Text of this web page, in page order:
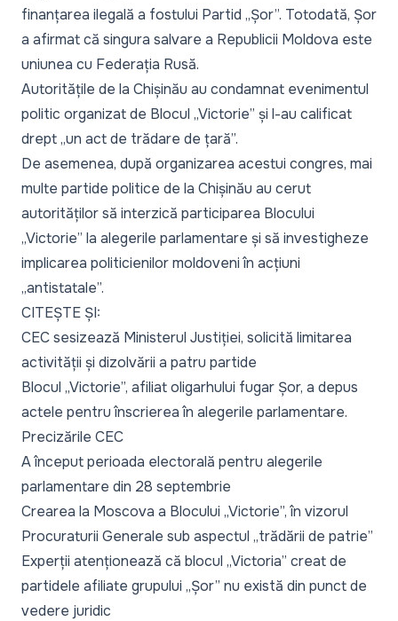
finanțarea ilegală a fostului Partid „Șor”. Totodată, Șor
a afirmat că singura salvare a Republicii Moldova este
uniunea cu Federația Rusă.
Autoritățile de la Chișinău au condamnat evenimentul
politic organizat de Blocul „Victorie” și l-au calificat
drept „un act de trădare de țară”.
De asemenea, după organizarea acestui congres, mai
multe partide politice de la Chișinău au cerut
autorităților să interzică participarea Blocului
„Victorie” la alegerile parlamentare și să investigheze
implicarea politicienilor moldoveni în acțiuni
„antistatale”.
CITEȘTE ȘI:
CEC sesizează Ministerul Justiției, solicită limitarea
activității și dizolvării a patru partide
Blocul „Victorie”, afiliat oligarhului fugar Șor, a depus
actele pentru înscrierea în alegerile parlamentare.
Precizările CEC
A început perioada electorală pentru alegerile
parlamentare din 28 septembrie
Crearea la Moscova a Blocului „Victorie”, în vizorul
Procuraturii Generale sub aspectul „trădării de patrie”
Experții atenționează că blocul „Victoria” creat de
partidele afiliate grupului „Șor” nu există din punct de
vedere juridic